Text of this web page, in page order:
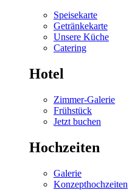
Speisekarte
Getränkekarte
Unsere Küche
Catering
Hotel
Zimmer-Galerie
Frühstück
Jetzt buchen
Hochzeiten
Galerie
Konzepthochzeiten